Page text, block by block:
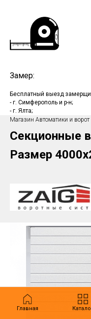
Замер:
Бесплатный выезд
- г. Симферополь и р-н;
- г. Ялта;
Магазин Автоматики и ворот
Секционные
Размер
Главная